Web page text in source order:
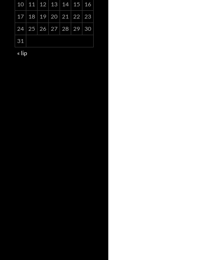
10
11 12 13 14 15
16
17
18 19 20 21 22 23
24 25 26 27 28 29
30
31
« lip